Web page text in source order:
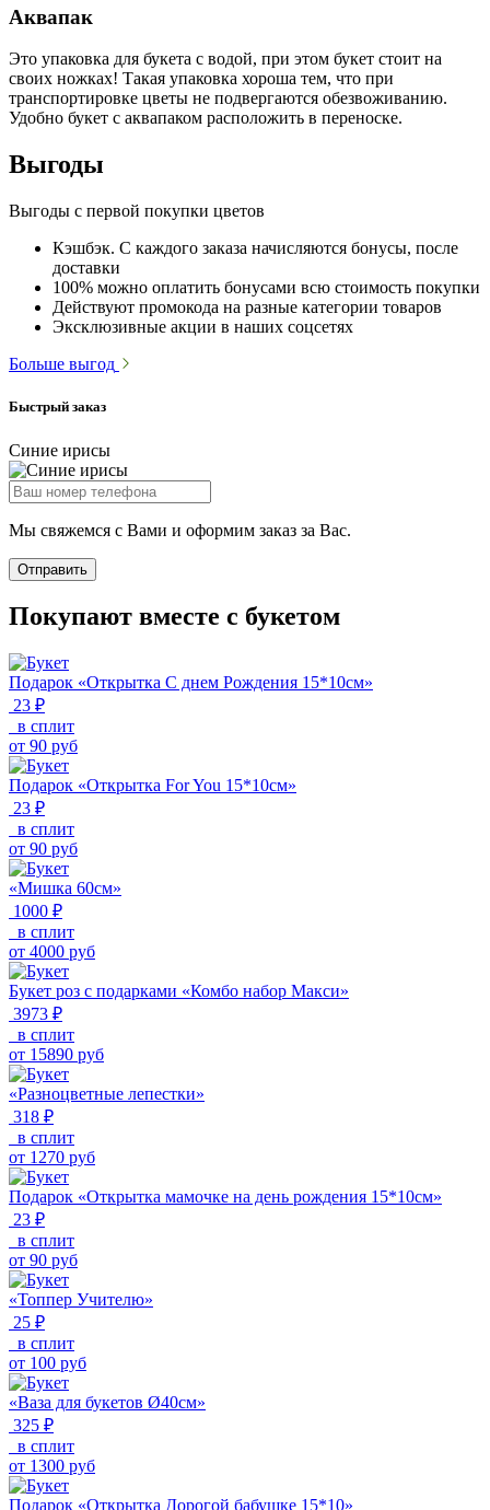
Аквапак
Это упаковка для букета с водой, при этом букет стоит на
своих ножках! Такая упаковка хороша тем, что при
транспортировке цветы не подвергаются обезвоживанию.
Удобно букет с аквапаком расположить в переноске.
Выгоды
Выгоды с первой покупки цветов
Кэшбэк. С каждого заказа начисляются бонусы, после
доставки
100% можно оплатить бонусами всю стоимость покупки
Действуют промокода на разные категории товаров
Эксклюзивные акции в наших соцсетях
Больше выгод
Быстрый заказ
Синие ирисы
Мы свяжемся с Вами и оформим заказ за Вас.
Отправить
Покупают вместе с букетом
Подарок «Открытка С днем Рождения 15*10см»
23 ₽
в сплит
от 90 руб
Подарок «Открытка For You 15*10см»
23 ₽
в сплит
от 90 руб
«Мишка 60см»
1000 ₽
в сплит
от 4000 руб
Букет роз с подарками «Комбо набор Макси»
3973 ₽
в сплит
от 15890 руб
«Разноцветные лепестки»
318 ₽
в сплит
от 1270 руб
Подарок «Открытка мамочке на день рождения 15*10см»
23 ₽
в сплит
от 90 руб
«Топпер Учителю»
25 ₽
в сплит
от 100 руб
«Ваза для букетов Ø40см»
325 ₽
в сплит
от 1300 руб
Подарок «Открытка Дорогой бабушке 15*10»